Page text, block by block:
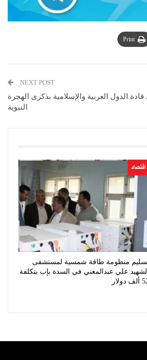
Print
NEXT POST
الدول العربية والإسلامية بذكرى الهجرة
النبوية
اقتصاد
منظومة طاقة شمسية لمستشفى
علي عبدالمغني في السدة بإب بتكلفة
دولار